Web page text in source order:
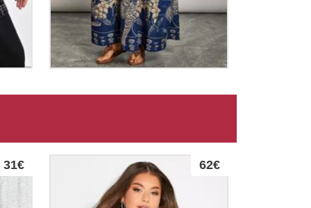
31€ 62€